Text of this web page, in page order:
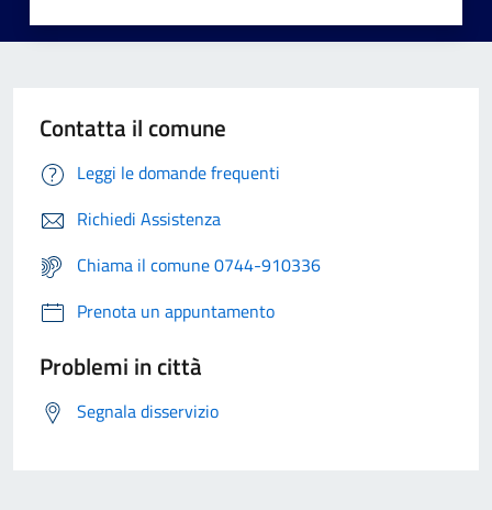
Contatta il comune
Leggi le domande frequenti
Richiedi Assistenza
Chiama il comune 0744-910336
Prenota un appuntamento
Problemi in città
Segnala disservizio